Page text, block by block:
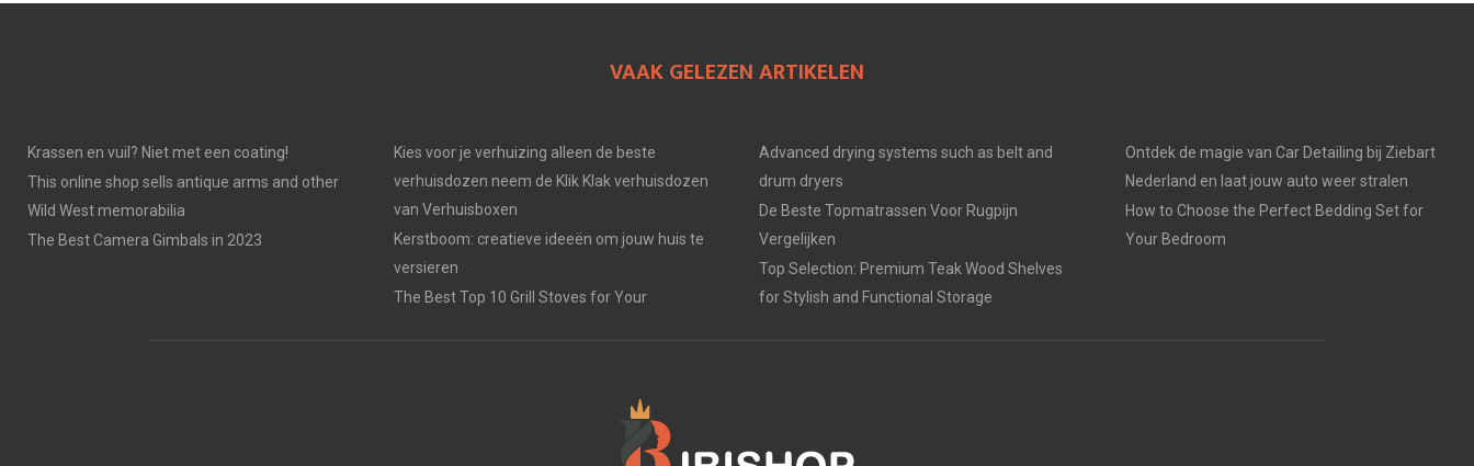
VAAK GELEZEN ARTIKELEN
Krassen en vuil? Niet met een coating!
This online shop sells antique arms and other
Wild West memorabilia
The Best Camera Gimbals in 2023
Kies voor je verhuizing alleen de beste
verhuisdozen neem de Klik Klak verhuisdozen
van Verhuisboxen
Kerstboom: creatieve ideeën om jouw huis te
versieren
The Best Top 10 Grill Stoves for Your
Advanced drying systems such as belt and
drum dryers
De Beste Topmatrassen Voor Rugpijn
Vergelijken
Top Selection: Premium Teak Wood Shelves
for Stylish and Functional Storage
Ontdek de magie van Car Detailing bij Ziebart
Nederland en laat jouw auto weer stralen
How to Choose the Perfect Bedding Set for
Your Bedroom